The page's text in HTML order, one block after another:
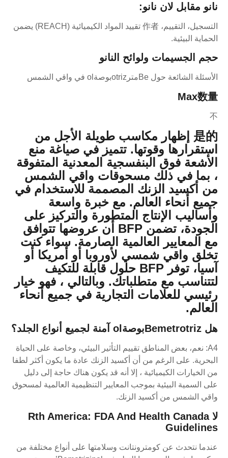
نانو مقابل لان نانو:
التسجيل، التقييم، 作者 تقييد المواد الكيميائية (REACH) يضمن
الحماية البيئية.
حجم الجسيمات ولوائح النانو
الأسئلة الشائعة حول Beمترotrizبوصةol في واقي الشمس
Max数量
不
是的 إظهار مكاسب طويلة الأجل من
استقرارها وقوتها. تتميز في صياغة منع
الأشعة فوق البنفسجية المعدنية المتفوقة
، بما في ذلك مسحوقات واقي الشمس
من أكسيد الزنك المصممة للاستخدام في
جميع أنحاء العالم. مع خبرة واسعة
وأساليب الإنتاج المتطورة والتركيز على
الجودة، تضمن BFP أن عروضها تتوافق
مع المعايير العالمية الصارمة. سواء كنت
تخلق واقي شمسي لأوروبا أو أمريكا أو
آسيا، توفر BFP حلول قابلة للتكيف
لتتناسب مع متطلباتك. وبالتالي ، فهو خيار
رئيسي للعلامات التجارية في جميع أنحاء
العالم.
هل Bemetrotrizبوصةol آمنة لجميع أنواع الجلد؟
A4: نعم، بعض المناطق تقييم التأثير البيئي، وخاصة على الحياة
البحرية. على الرغم من أن أكسيد الزنك عادة ما يكون أكثر لطفا
من الخيارات الكيميائية ، إلا أنه قد يكون هناك حاجة إلى دليل
على السمية البيئية بموجب المعايير التنظيمية العالمية لمسحوق
واقي الشمس من أكسيد الزنك.
لا Rth America: FDA And Health Canada
Guidelines
عندما نتحدث عن كومترونتانت وسلامتها على أنواع مختلفة من